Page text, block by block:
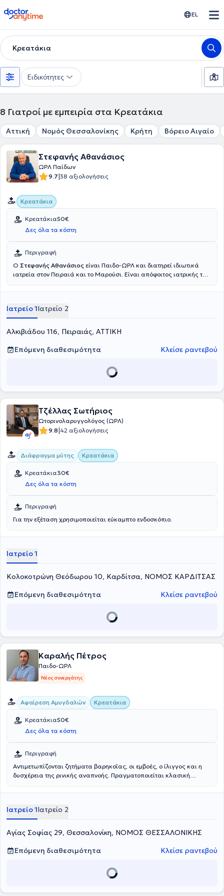
doctoranytime EL
Κρεατάκια
Ειδικότητες
8 Γιατροί με εμπειρία στα Κρεατάκια
Αττική Νομός Θεσσαλονίκης Κρήτη Βόρειο Αιγαίο
Στεφανής Αθανάσιος
ΩΡΛ Παίδων
9.7|38 αξιολογήσεις
Κρεατάκια
Κρεατάκια50€
Δες όλα τα κόστη
Περιγραφή
Ο Στεφανής Αθανάσιος είναι Παιδο-ΩΡΛ και διατηρεί ιδιωτικά
ιατρεία στον Πειραιά και το Μαρούσι. Είναι απόφοιτος ιατρικής της
Πανεπιστημίου Αθηνών. Διαθέτει πολύτιμη εμπειρία και γνώσεις
πορείας, εργάστηκε επί σειρά ετών ως Ωτορινολαρυγγολόγος στο
Γενικό Νοσοκομείο Αθηνών "Ιπποκράτειο", καθώς και στο Γενικό
Νοσοκομείο Παίδων Αθηνών "Π. & Α. Κυριακού". Τέλος, ο γιατρός
συμμετέχει σε σεμινάρια και συνέδρια της ειδικότητάς του και είναι
μέλος του Ιατρικού Συλλόγου Πειραιά και ειδικό μέλος του Ιατρικού
Συλλόγου Αθηνών.
Ιατρείο 1Ιατρείο 2
Αλκιβιάδου 116, Πειραιάς, ΑΤΤΙΚΗ
Επόμενη διαθεσιμότητα
Κλείσε ραντεβού
Τζέλλας Σωτήριος
Ωτορινολαρυγγολόγος (ΩΡΛ)
9.8|42 αξιολογήσεις
Διάφραγμα μύτης Κρεατάκια
Κρεατάκια30€
Δες όλα τα κόστη
Περιγραφή
Για την εξέταση χρησιμοποιείται εύκαμπτο ενδοσκόπιο.
Ιατρείο 1
Κολοκοτρώνη Θεόδωρου 10, Καρδίτσα, ΝΟΜΟΣ ΚΑΡΔΙΤΣΑΣ
Επόμενη διαθεσιμότητα
Κλείσε ραντεβού
Καραλής Πέτρος
Παιδο-ΩΡΛ
Νέος συνεργάτης
Αφαίρεση Αμυγδαλών Κρεατάκια
Κρεατάκια50€
Δες όλα τα κόστη
Περιγραφή
Αντιμετωπίζονται ζητήματα βαρηκοΐας, οι εμβοές, ο ίλιγγος και η
δυσχέρεια της ρινικής αναπνοής. Πραγματοποιείται κλασική
είναι από 5 ημέρες έως και 2 εβδομάδες. Παρέχεται πάντα
αποφυγή μιας απαραίτητης χειρουργικής επέμβασης.
Ιατρείο 1Ιατρείο 2
Αγίας Σοφίας 29, Θεσσαλονίκη, ΝΟΜΟΣ ΘΕΣΣΑΛΟΝΙΚΗΣ
Επόμενη διαθεσιμότητα
Κλείσε ραντεβού